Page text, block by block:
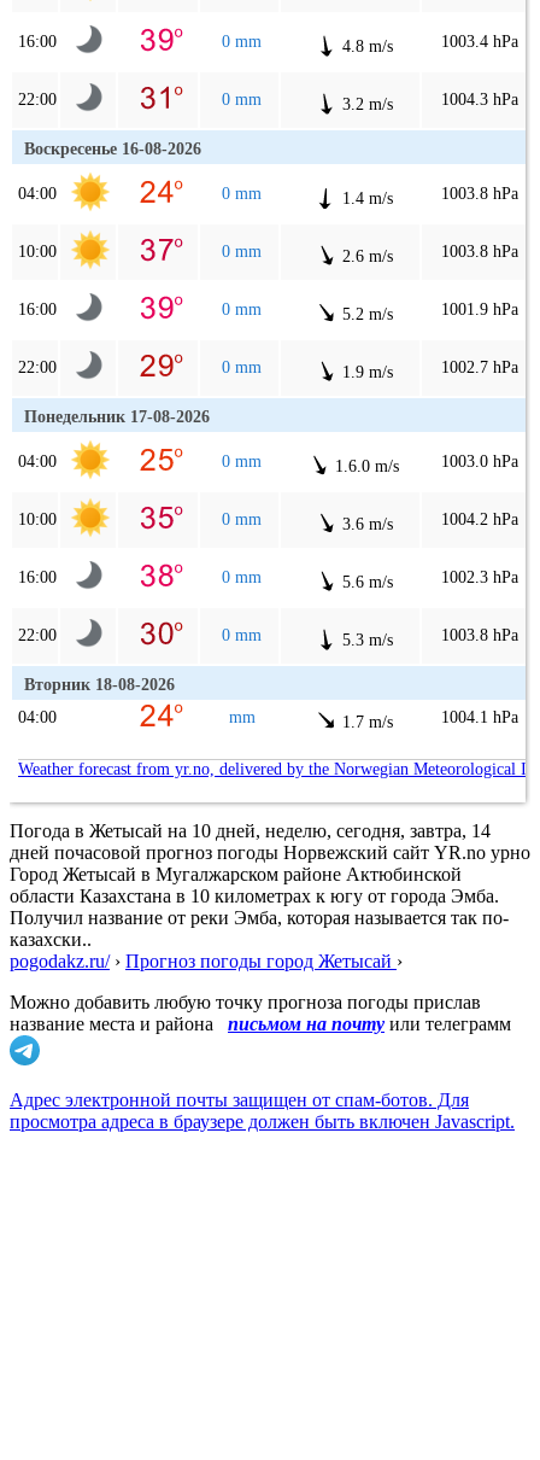
16:00 0 mm 4.8 m/s 1003.4 hPa
22:00 0 mm 3.2 m/s 1004.3 hPa
Воскресенье 16-08-2026
04:00 0 mm 1.4 m/s 1003.8 hPa
10:00 0 mm 2.6 m/s 1003.8 hPa
16:00 0 mm 5.2 m/s 1001.9 hPa
22:00 0 mm 1.9 m/s 1002.7 hPa
Понедельник 17-08-2026
04:00 0 mm 1.6.0 m/s 1003.0 hPa
10:00 0 mm 3.6 m/s 1004.2 hPa
16:00 0 mm 5.6 m/s 1002.3 hPa
22:00 0 mm 5.3 m/s 1003.8 hPa
Вторник 18-08-2026
04:00
mm 1.7 m/s 1004.1 hPa
Weather forecast from yr.no, delivered by the Norwegian Meteorological
Погода в Жетысай на 10 дней, неделю, сегодня, завтра, 14
дней почасовой прогноз погоды Норвежский сайт YR.no урно
Город Жетысай в Мугалжарском районе Актюбинской
области Казахстана в 10 километрах к югу от города Эмба.
Получил название от реки Эмба, которая называется так по-
казахски..
pogodakz.ru/› Прогноз погоды город Жетысай ›
Можно добавить любую точку прогноза погоды прислав
название места и района
письмом на почту или телеграмм
Адрес электронной почты защищен от спам-ботов. Для
просмотра адреса в браузере должен быть включен Javascript.